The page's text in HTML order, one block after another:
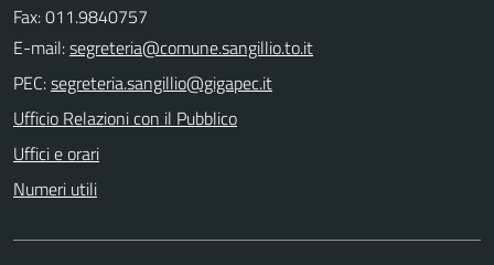
Fax: 011.9840757
E-mail:
PEC:
Ufficio Relazioni con il Pubblico
Uffici e orari
Numeri utili